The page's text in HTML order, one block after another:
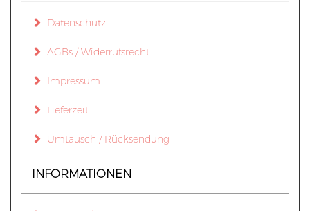
Datenschutz
AGBs / Widerrufsrecht
Impressum
Lieferzeit
Umtausch / Rücksendung
INFORMATIONEN